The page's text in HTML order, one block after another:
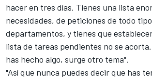
hacer en tres días. Tienes una lista
necesidades, de peticiones de todo
departamentos, y tienes que
lista de tareas pendientes no se
has hecho algo, surge otro tema".
"Así que nunca puedes decir que has